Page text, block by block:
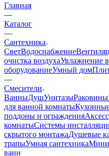
Главная
—
Каталог
—
Сантехника
СветВодоснабжение
очистка воздухаУвлажнение
оборудованиеУмный дом
—
Смесители
ВанныДушУнитазыРаковины
для ванной комнаты
поддоны и ограждения
комнатыСистемы
скрытого монтажаДушевые
трапыУмная сантехника
ванн